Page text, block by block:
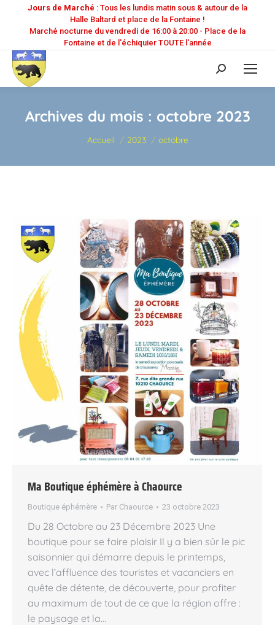
Jours de Marché : Tous les lundis matin sous & autour de la
Halle Baltard et place de la Fontaine !
Marché nocturne du vendredi de 16:00 à 20:00 - Place de la
Fontaine et de l'échiquier TOUTE l'année
Recherche
:
Archives du mois : octobre 2023
Vous êtes ici :
Accueil 2023 octobre
Ma Boutique éphémère à Chaource
Boutique éphémère Par Chaource 23 octobre 2023
Du 28 Octobre au 23 Décembre 2023 Une
boutique pour se faire plaisir Il y a bien sûr le pic
saisonnier qui démarre depuis le printemps,
avec l’affluence des touristes et vacanciers en
quête de détente, de découverte, pour profiter
au maximum de tout de ce que la région offre :
le paysage et la…